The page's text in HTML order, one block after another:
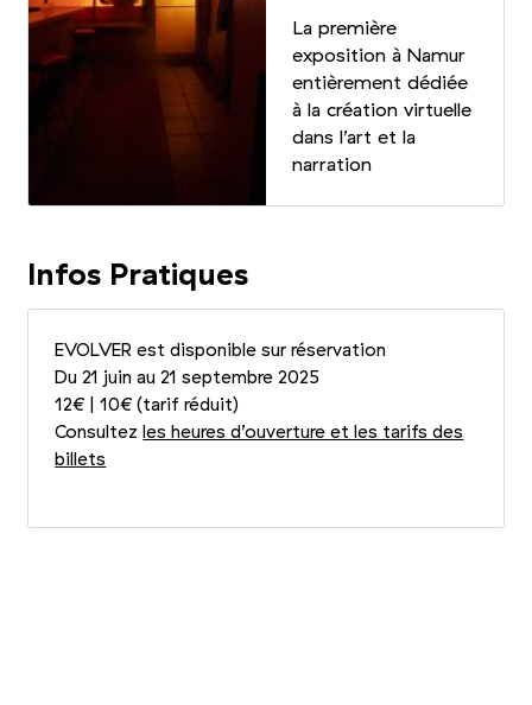
La première
exposition à Namur
entièrement dédiée
à la création virtuelle
dans l’art et la
narration
Infos Pratiques
EVOLVER est disponible sur réservation
Du 21 juin au 21 septembre 2025
12€ | 10€ (tarif réduit)
Consultez les heures d’ouverture et les tarifs des
billets